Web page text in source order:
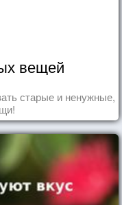
вещей
старые и ненужные,